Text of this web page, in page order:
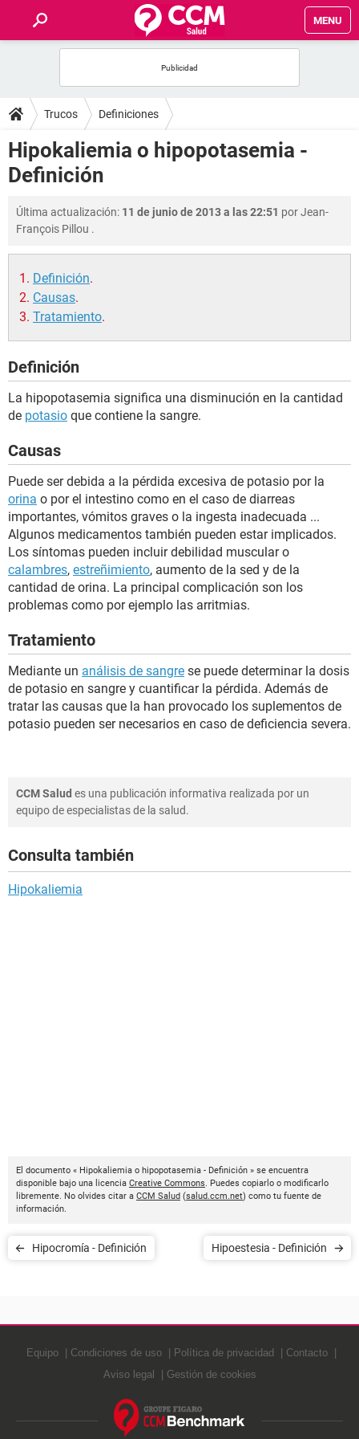
MENU
FOROS
SALUD
FAMILIA
NUTRICIÓN
SEXUALIDAD
Trucos Definiciones
Hipokaliemia o hipopotasemia -
Definición
Última actualización: 11 de junio de 2013 a las 22:51 porJean-
François Pillou .
Definición.
Causas.
Tratamiento.
Definición
La hipopotasemia significa una disminución en la cantidad
de potasio que contiene la sangre.
Causas
Puede ser debida a la pérdida excesiva de potasio por la
orina o por el intestino como en el caso de diarreas
importantes, vómitos graves o la ingesta inadecuada ...
Algunos medicamentos también pueden estar implicados.
Los síntomas pueden incluir debilidad muscular o
calambres, estreñimiento, aumento de la sed y de la
cantidad de orina. La principal complicación son los
problemas como por ejemplo las arritmias.
Tratamiento
Mediante un análisis de sangre se puede determinar la dosis
de potasio en sangre y cuantificar la pérdida. Además de
tratar las causas que la han provocado los suplementos de
potasio pueden ser necesarios en caso de deficiencia severa.
CCM Salud es una publicación informativa realizada por un
equipo de especialistas de la salud.
Consulta también
Hipokaliemia
El documento « Hipokaliemia o hipopotasemia - Definición » se encuentra
disponible bajo una licencia Creative Commons. Puedes copiarlo o modificarlo
libremente. No olvides citar a CCM Salud (salud.ccm.net) como tu fuente de
información.
Hipocromía - Definición Hipoestesia - Definición
Equipo Condiciones de uso Política de privacidad
Contacto
Aviso legal
Gestión de cookies